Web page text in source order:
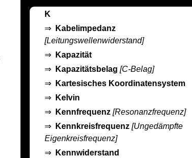
K
⇒
Kabelimpedanz
[Leitungswellenwiderstand]
⇒
Kapazität
⇒
Kapazitätsbelag [C-Belag]
⇒
Kartesisches Koordinatensystem
⇒
Kelvin
⇒
Kennfrequenz[Resonanzfrequenz]
⇒
Kennkreisfrequenz[Ungedämpfte
Eigenkreisfrequenz]
⇒
Kennwiderstand